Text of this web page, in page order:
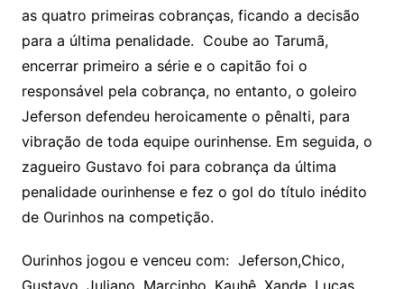
as quatro primeiras cobranças, ficando a decisão
para a última penalidade. Coube ao Tarumã,
encerrar primeiro a série e o capitão foi o
responsável pela cobrança, no entanto, o goleiro
Jeferson defendeu heroicamente o pênalti, para
vibração de toda equipe ourinhense. Em seguida, o
zagueiro Gustavo foi para cobrança da última
penalidade ourinhense e fez o gol do título inédito
de Ourinhos na competição.
Ourinhos jogou e venceu com: Jeferson,Chico,
Gustavo, Juliano, Marcinho, Kauhê, Xande, Lucas